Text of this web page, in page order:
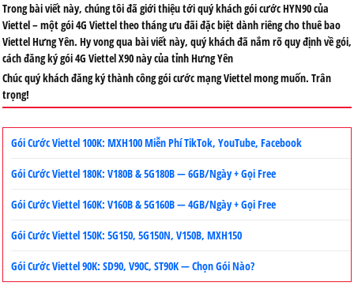
Trong bài viết này, chúng tôi đã giới thiệu tới quý khách gói cước HYN90 của
Viettel – một gói 4G Viettel theo tháng ưu đãi đặc biệt dành riêng cho thuê bao
Viettel Hưng Yên. Hy vong qua bài viết này, quý khách đã nắm rõ quy định về gói,
cách đăng ký gói 4G Viettel X90 này của tỉnh Hưng Yên
Chúc quý khách đăng ký thành công gói cước mạng Viettel mong muốn. Trân
trọng!
Gói Cước Viettel 100K: MXH100 Miễn Phí TikTok, YouTube, Facebook
Gói Cước Viettel 180K: V180B & 5G180B — 6GB/Ngày + Gọi Free
Gói Cước Viettel 160K: V160B & 5G160B — 4GB/Ngày + Gọi Free
Gói Cước Viettel 150K: 5G150, 5G150N, V150B, MXH150
Gói Cước Viettel 90K: SD90, V90C, ST90K — Chọn Gói Nào?